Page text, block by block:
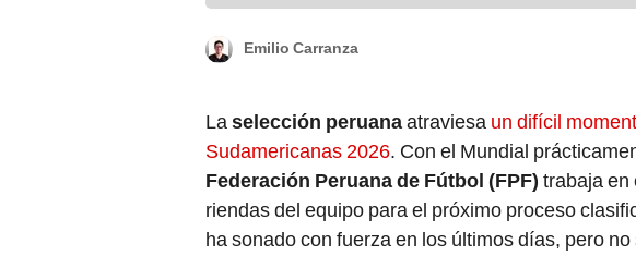
Emilio Carranza
Laselección peruanaatraviesa un difícil
Sudamericanas 2026. Con el Mundial
Federación Peruana de Fútbol (FPF) trabaja en
riendas del equipo para el próximo proceso
ha sonado con fuerza en los últimos días, pero